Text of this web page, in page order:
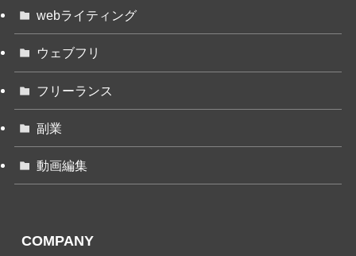
webライティング
ウェブフリ
フリーランス
副業
動画編集
COMPANY